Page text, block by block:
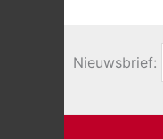
Nieuwsbrief: